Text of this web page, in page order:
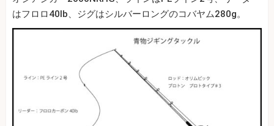
はフロロ40lb、ジグはシルバーロングのコバヤム280g。